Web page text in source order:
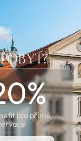
%
pro přímé